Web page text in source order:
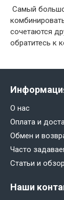
Самый
сочетаются
обратитесь к
О нас
Оплата и
Обмен и
Часто
Статьи и
Наши